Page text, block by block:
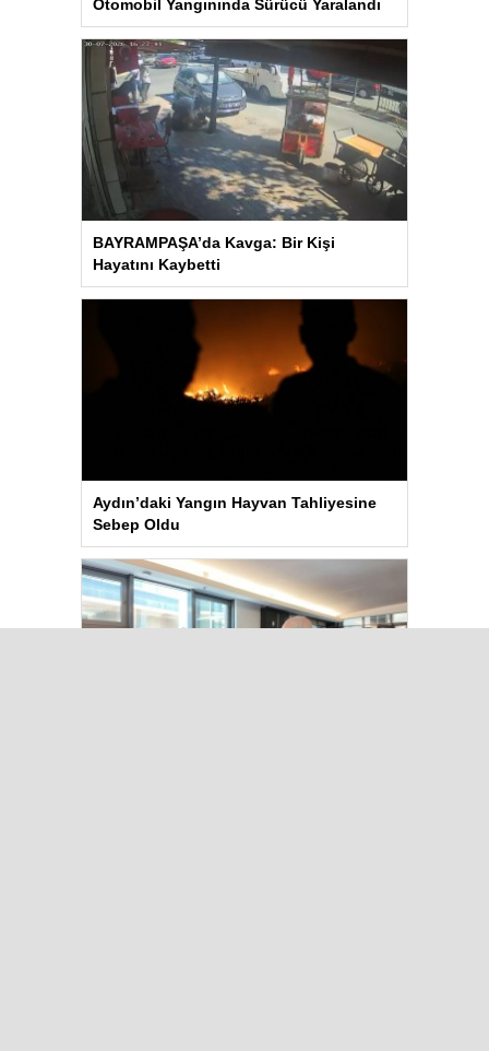
Otomobil Yangınında Sürücü Yaralandı
BAYRAMPAŞA’da Kavga: Bir Kişi
Hayatını Kaybetti
Aydın’daki Yangın Hayvan Tahliyesine
Sebep Oldu